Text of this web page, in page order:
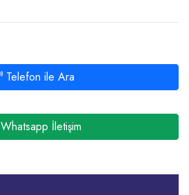
Telefon ile Ara
Whatsapp İletişim